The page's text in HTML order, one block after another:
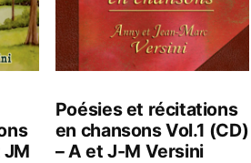
JM
Poésies et récitations
en chansons Vol.1 (CD)
– A et J-M Versini